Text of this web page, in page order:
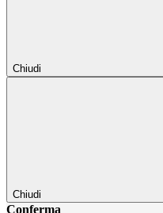
Chiudi
Chiudi
Conferma